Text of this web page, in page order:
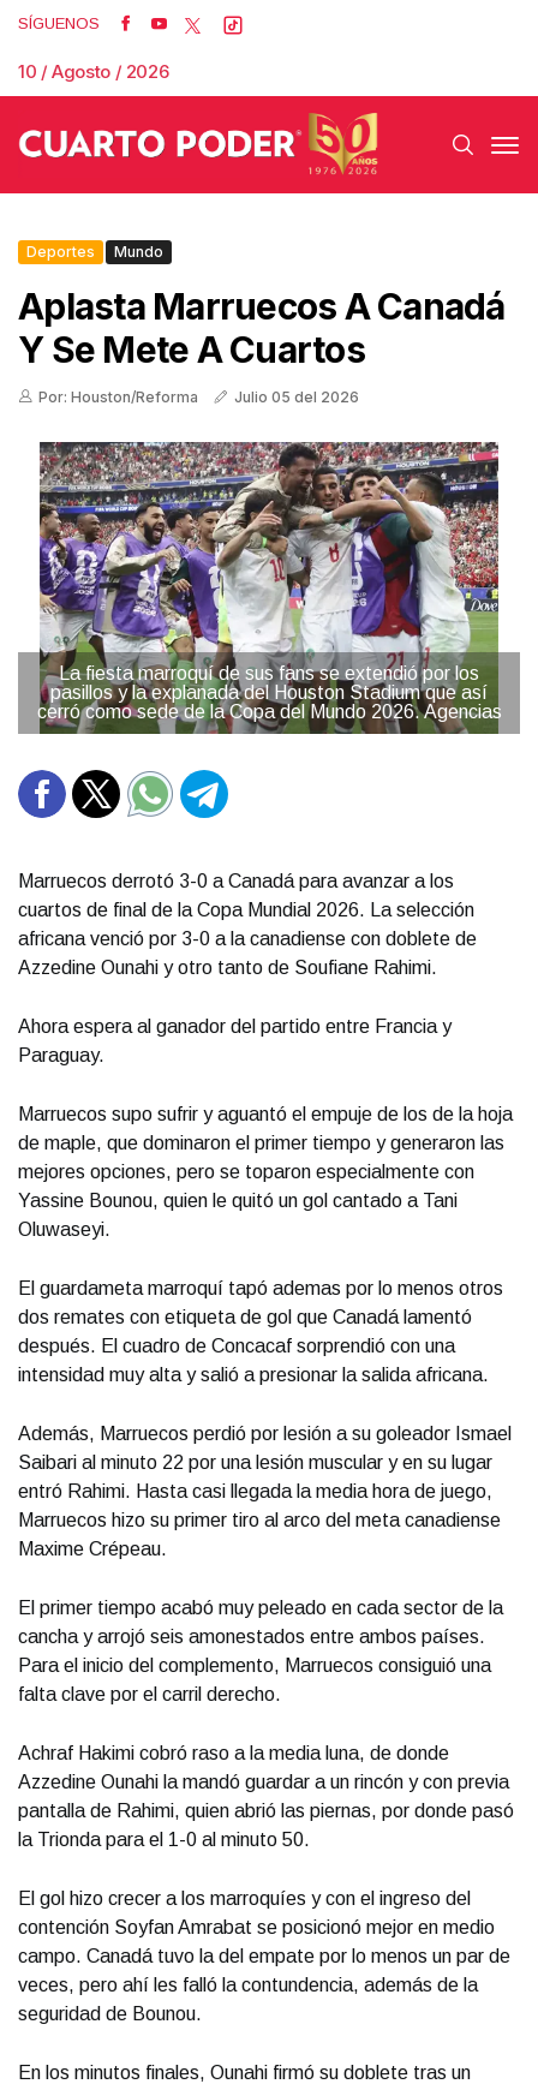
SÍGUENOS
10 / Agosto / 2026
Deportes Mundo
Aplasta Marruecos A Canadá
Y Se Mete A Cuartos
Por: Houston/Reforma Julio 05 del 2026
La fiesta marroquí de sus fans se extendió por los
pasillos y la explanada del Houston Stadium que así
cerró como sede de la Copa del Mundo 2026. Agencias
Marruecos derrotó 3-0 a Canadá para avanzar a los
cuartos de final de la Copa Mundial 2026. La selección
africana venció por 3-0 a la canadiense con doblete de
Azzedine Ounahi y otro tanto de Soufiane Rahimi.
Ahora espera al ganador del partido entre Francia y
Paraguay.
Marruecos supo sufrir y aguantó el empuje de los de la hoja
de maple, que dominaron el primer tiempo y generaron las
mejores opciones, pero se toparon especialmente con
Yassine Bounou, quien le quitó un gol cantado a Tani
Oluwaseyi.
El guardameta marroquí tapó ademas por lo menos otros
dos remates con etiqueta de gol que Canadá lamentó
después. El cuadro de Concacaf sorprendió con una
intensidad muy alta y salió a presionar la salida africana.
Además, Marruecos perdió por lesión a su goleador Ismael
Saibari al minuto 22 por una lesión muscular y en su lugar
entró Rahimi. Hasta casi llegada la media hora de juego,
Marruecos hizo su primer tiro al arco del meta canadiense
Maxime Crépeau.
El primer tiempo acabó muy peleado en cada sector de la
cancha y arrojó seis amonestados entre ambos países.
Para el inicio del complemento, Marruecos consiguió una
falta clave por el carril derecho.
Achraf Hakimi cobró raso a la media luna, de donde
Azzedine Ounahi la mandó guardar a un rincón y con previa
pantalla de Rahimi, quien abrió las piernas, por donde pasó
la Trionda para el 1-0 al minuto 50.
El gol hizo crecer a los marroquíes y con el ingreso del
contención Soyfan Amrabat se posicionó mejor en medio
campo. Canadá tuvo la del empate por lo menos un par de
veces, pero ahí les falló la contundencia, además de la
seguridad de Bounou.
En los minutos finales, Ounahi firmó su doblete tras un